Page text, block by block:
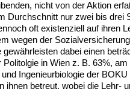
nicht von der Aktion
Durchschnitt nur zwei bis drei
oft existenziell auf ihren
wegen der
dabei einen
Politolgie in Wien z. B. 63%,
Ingenieurbiologie der
ihnen betreut, wobei die Lehr-